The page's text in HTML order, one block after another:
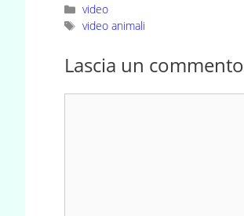
Categorie
video
Tag
video animali
Lascia un commento